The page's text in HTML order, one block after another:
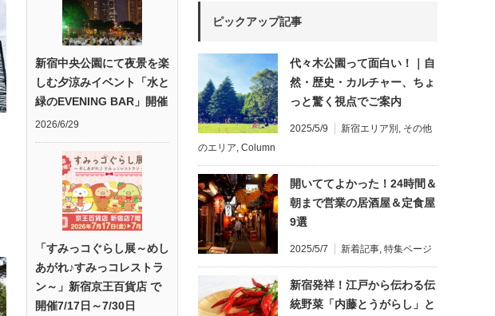
新宿中央公園にて夜景を楽
しむ夕涼みイベント「水と
緑のEVENING BAR」開催
2026/6/29
「すみっコぐらし展～めし
あがれ♪すみっコレストラ
ン～」新宿京王百貨店 で
開催7/17日～7/30日
ピックアップ記事
代々木公園って面白い！｜自
然・歴史・カルチャー、ちょ
っと驚く視点でご案内
2025/5/9 新宿エリア別 , その他
のエリア, Column
開いててよかった！24時間＆
朝まで営業の居酒屋＆定食屋
9選
2025/5/7 新着記事, 特集ページ
新宿発祥！江戸から伝わる伝
統野菜「内藤とうがらし」と